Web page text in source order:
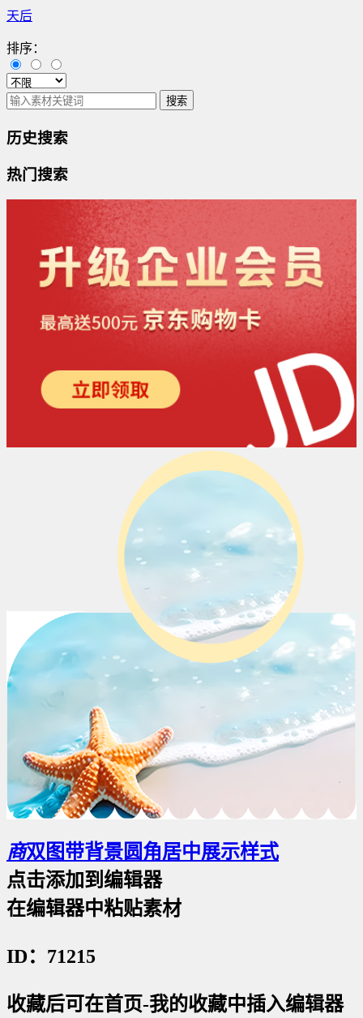
天后
排序：
搜索
历史搜索
热门搜索
商双图带背景圆角居中展示样式
点击添加到编辑器
在编辑器中粘贴素材
ID：71215
收藏后可在首页-我的收藏中插入编辑器